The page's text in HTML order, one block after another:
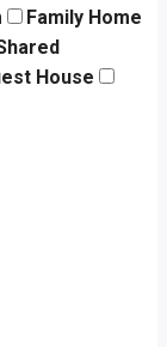
Family Home
House